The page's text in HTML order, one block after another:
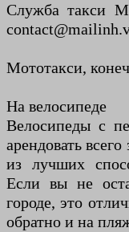
Служба такси
Мототакси,
На велосипеде
Велосипеды с
арендовать
из лучших
Если вы не
городе, это
обратно и на